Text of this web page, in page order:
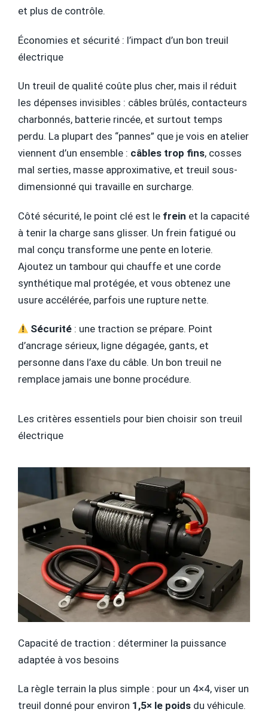
et plus de contrôle.
Économies et sécurité : l’impact d’un bon treuil
électrique
Un treuil de qualité coûte plus cher, mais il réduit
les dépenses invisibles : câbles brûlés, contacteurs
charbonnés, batterie rincée, et surtout temps
perdu. La plupart des “pannes” que je vois en atelier
viennent d’un ensemble : câbles trop fins, cosses
mal serties, masse approximative, et treuil sous-
dimensionné qui travaille en surcharge.
Côté sécurité, le point clé est le frein et la capacité
à tenir la charge sans glisser. Un frein fatigué ou
mal conçu transforme une pente en loterie.
Ajoutez un tambour qui chauffe et une corde
synthétique mal protégée, et vous obtenez une
usure accélérée, parfois une rupture nette.
Sécurité : une traction se prépare. Point
d’ancrage sérieux, ligne dégagée, gants, et
personne dans l’axe du câble. Un bon treuil ne
remplace jamais une bonne procédure.
Les critères essentiels pour bien choisir son treuil
électrique
Capacité de traction : déterminer la puissance
adaptée à vos besoins
La règle terrain la plus simple : pour un 4×4, viser un
treuil donné pour environ 1,5× le poids du véhicule.